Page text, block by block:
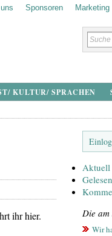
Marketing
Sponsoren
KULTUR/ SPRACHEN
ihr hier.
Aktuell
Gelesen
Die
Wir